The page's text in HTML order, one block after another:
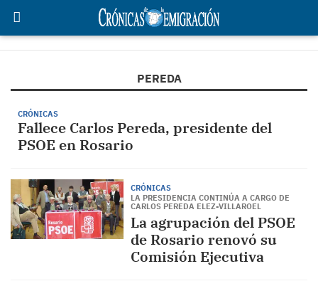
PEREDA
CRÓNICAS
Fallece Carlos Pereda, presidente del
PSOE en Rosario
CRÓNICAS
LA PRESIDENCIA CONTINÚA A CARGO DE
CARLOS PEREDA ELEZ-VILLAROEL
La agrupación del PSOE
de Rosario renovó su
Comisión Ejecutiva